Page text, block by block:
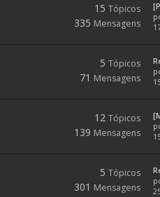
15 Tópicos
335 Mensagens
5 Tópicos
71 Mensagens
12 Tópicos
139 Mensagens
5 Tópicos
301 Mensagens